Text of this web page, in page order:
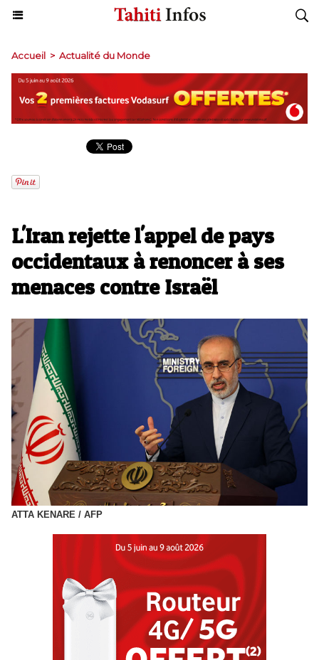
Accueil > Actualité du Monde
L'Iran rejette l'appel de pays
occidentaux à renoncer à ses
menaces contre Israël
ATTA KENARE / AFP